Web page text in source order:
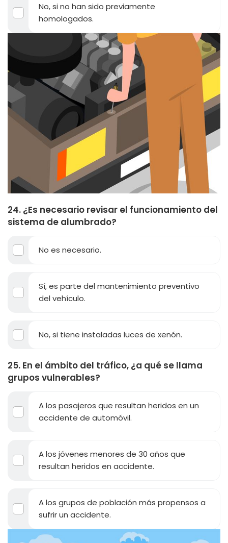
No, si no han sido previamente
homologados.
24. ¿Es necesario revisar el funcionamiento del
sistema de alumbrado?
No es necesario.
Sí, es parte del mantenimiento preventivo
del vehículo.
No, si tiene instaladas luces de xenón.
25. En el ámbito del tráfico, ¿a qué se llama
grupos vulnerables?
A los pasajeros que resultan heridos en un
accidente de automóvil.
A los jóvenes menores de 30 años que
resultan heridos en accidente.
A los grupos de población más propensos a
sufrir un accidente.